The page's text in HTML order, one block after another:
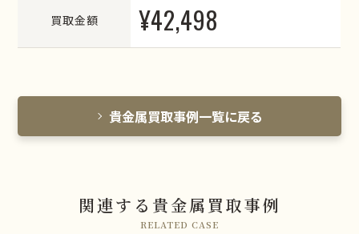
買取金額 ¥42,498
貴金属買取事例一覧に戻る
関連する貴金属買取事例
RELATED CASE